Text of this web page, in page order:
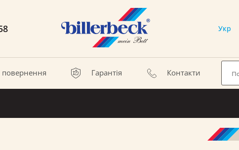
Укр
повернення Гарантія Контакти